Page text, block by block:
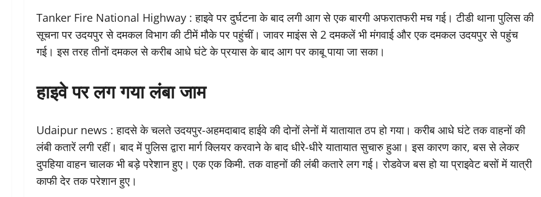
Tanker Fire National Highway : हाइवे पर दुर्घटना के बाद लगी आग से एक बारगी अफरातफरी मच गई। टीडी थाना पुलिस की
सूचना पर उदयपुर से दमकल विभाग की टीमें मौके पर पहुंचीं। जावर माइंस से 2 दमकलें भी मंगवाई और एक दमकल उदयपुर से पहुंच
गई। इस तरह तीनों दमकल से करीब आधे घंटे के प्रयास के बाद आग पर काबू पाया जा सका।
हाइवे पर लग गया लंबा जाम
Udaipur news : हादसे के चलते उदयपुर-अहमदाबाद हाईवे की दोनों लेनों में यातायात ठप हो गया। करीब आधे घंटे तक वाहनों की
लंबी कतारें लगी रहीं। बाद में पुलिस द्वारा मार्ग क्लियर करवाने के बाद धीरे-धीरे यातायात सुचारु हुआ। इस कारण कार, बस से लेकर
दुपहिया वाहन चालक भी बड़े परेशान हुए। एक एक किमी. तक वाहनों की लंबी कतारे लग गई। रोडवेज बस हो या प्राइवेट बसों में यात्री
काफी देर तक परेशान हुए।